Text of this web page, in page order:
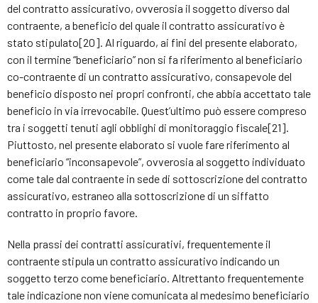
del contratto assicurativo, ovverosia il soggetto diverso dal
contraente, a beneficio del quale il contratto assicurativo è
stato stipulato[20]. Al riguardo, ai fini del presente elaborato,
con il termine “beneficiario” non si fa riferimento al beneficiario
co-contraente di un contratto assicurativo, consapevole del
beneficio disposto nei propri confronti, che abbia accettato tale
beneficio in via irrevocabile. Quest’ultimo può essere compreso
tra i soggetti tenuti agli obblighi di monitoraggio fiscale[21].
Piuttosto, nel presente elaborato si vuole fare riferimento al
beneficiario “inconsapevole”, ovverosia al soggetto individuato
come tale dal contraente in sede di sottoscrizione del contratto
assicurativo, estraneo alla sottoscrizione di un siffatto
contratto in proprio favore.
Nella prassi dei contratti assicurativi, frequentemente il
contraente stipula un contratto assicurativo indicando un
soggetto terzo come beneficiario. Altrettanto frequentemente
tale indicazione non viene comunicata al medesimo beneficiario